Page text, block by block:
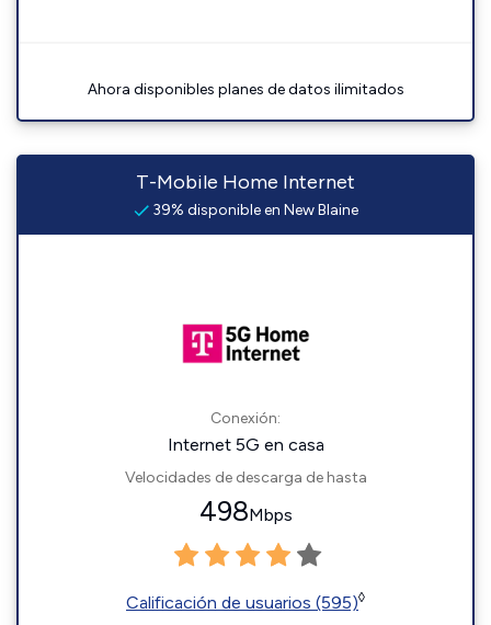
Ahora disponibles planes de datos ilimitados
T-Mobile Home Internet
39% disponible en New Blaine
Conexión:
Internet 5G en casa
Velocidades de descarga de hasta
498Mbps
Calificación de usuarios (595)◊